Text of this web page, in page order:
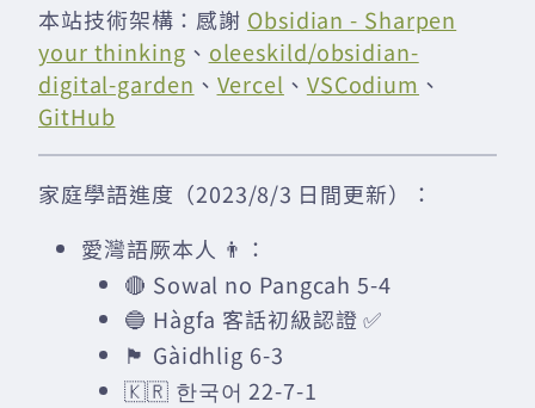
本站技術架構：感謝 Obsidian - Sharpen
your thinking 、 oleeskild/obsidian-
digital-garden 、 Vercel 、 VSCodium 、
GitHub
家庭學語進度（2023/8/3 日間更新）：
愛灣語厥本人 👨：
🔴 Sowal no Pangcah 5-4
🔵 Hàgfa 客話初級認證 ✅
🏴󠁧󠁢󠁳󠁣󠁴󠁿 Gàidhlig 6-3
🇰🇷 한국어 22-7-1